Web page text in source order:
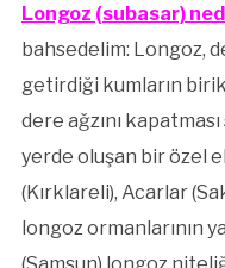
Longoz (subasar)
bahsedelim: Longoz,
getirdiği kumların
dere ağzını
yerde oluşan bir özel
(Kırklareli), Acarlar
longoz ormanlarının